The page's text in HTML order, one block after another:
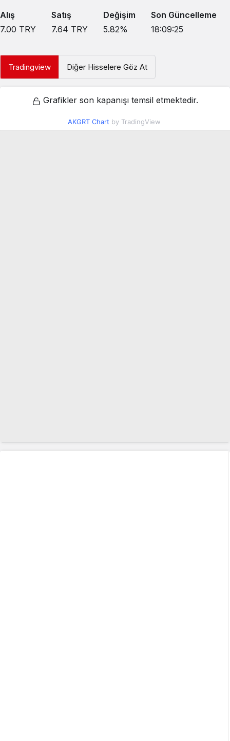
Alış
7.00 TRY
Satış
7.64 TRY
Değişim
5.82%
Son Güncelleme
18:09:25
Tradingview Diğer Hisselere Göz At
Grafikler son kapanışı temsil etmektedir.
AKGRT Chart by TradingView